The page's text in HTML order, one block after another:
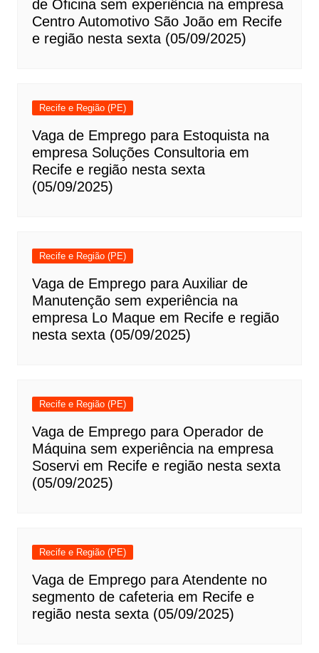
de Oficina sem experiência na empresa
Centro Automotivo São João em Recife
e região nesta sexta (05/09/2025)
Recife e Região (PE)
Vaga de Emprego para Estoquista na
empresa Soluções Consultoria em
Recife e região nesta sexta
(05/09/2025)
Recife e Região (PE)
Vaga de Emprego para Auxiliar de
Manutenção sem experiência na
empresa Lo Maque em Recife e região
nesta sexta (05/09/2025)
Recife e Região (PE)
Vaga de Emprego para Operador de
Máquina sem experiência na empresa
Soservi em Recife e região nesta sexta
(05/09/2025)
Recife e Região (PE)
Vaga de Emprego para Atendente no
segmento de cafeteria em Recife e
região nesta sexta (05/09/2025)